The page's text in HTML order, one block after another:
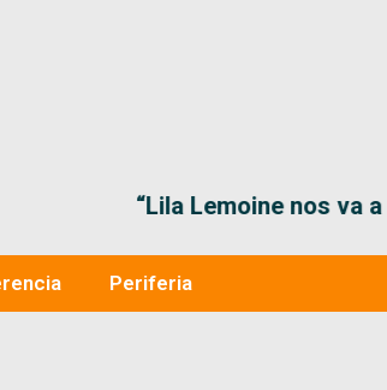
“Lila Lemoine nos va a
Periferia